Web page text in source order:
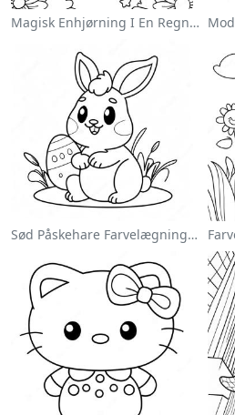
Magisk Enhjørning I En Regnbue Farvelægningsside
Sød Påskehare Farvelægningsside